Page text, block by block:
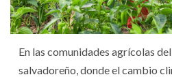
En las comunidades agrícolas
salvadoreño, donde el cambio